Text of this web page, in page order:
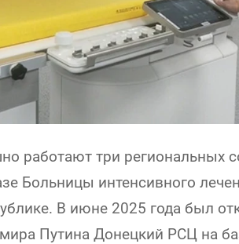
работают три региональных
Больницы интенсивного
В июне 2025 года был
Путина Донецкий РСЦ на